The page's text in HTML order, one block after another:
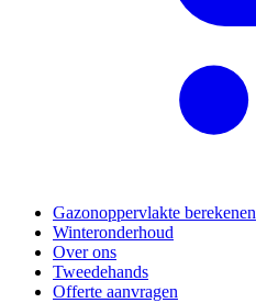
Gazonoppervlakte berekenen
Winteronderhoud
Over ons
Tweedehands
Offerte aanvragen